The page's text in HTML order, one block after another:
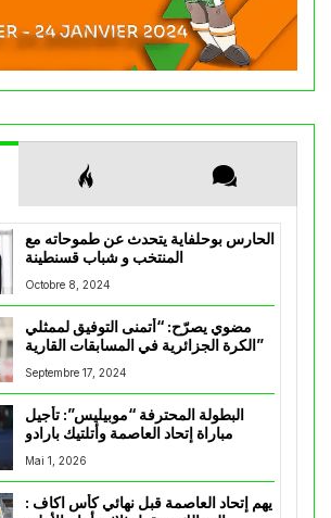
الحارس بوحلفاية يتحدث عن طموحاته مع
المنتخب و شباب قسنطينة
Octobre 8, 2024
مضوي يصرّح: “أتمنى التوفيق لممثلي
الكرة الجزائرية في المسابقات القارية”
Septembre 17, 2024
البطولة المحترفة “موبيليس”: تأجيل
مباراة إتحاد العاصمة وأتلتيك بارادو
Mai 1, 2026
يهم إتحاد العاصمة قبل نهائي كأس اكاف :